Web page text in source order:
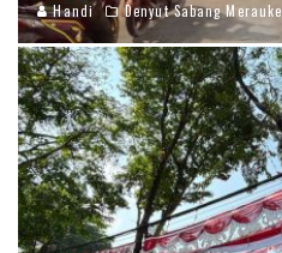
Handi Denyut Sabang Merauke